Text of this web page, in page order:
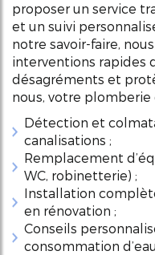
proposer un service
et un suivi
notre savoir-faire,
interventions rapides
désagréments et
nous, votre plomberie
Détection et
canalisations ;
Remplacement
WC, robinetterie) ;
Installation
en rénovation ;
Conseils
consommation